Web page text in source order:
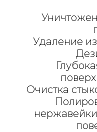
Удаление
Очистка